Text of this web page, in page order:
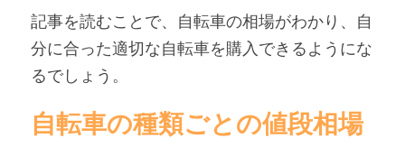
記事を読むことで、自転車の相場がわかり、自
分に合った適切な自転車を購入できるようにな
るでしょう。
自転車の種類ごとの値段相場